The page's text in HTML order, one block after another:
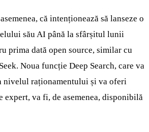
că intenționează să lanseze o
său AI până la sfârșitul lunii
prima dată open source, similar cu
Noua funcție Deep Search, care va
nivelul raționamentului și va oferi
expert, va fi, de asemenea, disponibilă